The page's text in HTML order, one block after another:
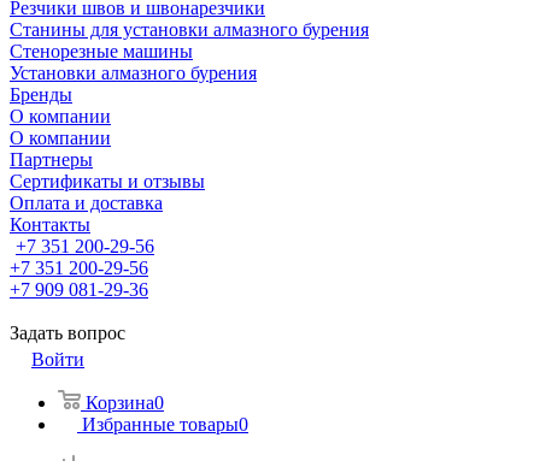
Резчики швов и швонарезчики
Станины для установки алмазного бурения
Стенорезные машины
Установки алмазного бурения
Бренды
О компании
О компании
Партнеры
Cертификаты и отзывы
Оплата и доставка
Контакты
+7 351 200-29-56
+7 351 200-29-56
+7 909 081-29-36
Задать вопрос
Войти
Корзина0
Избранные товары0